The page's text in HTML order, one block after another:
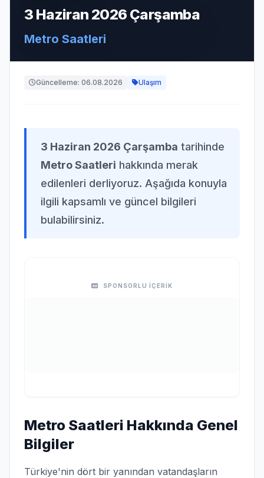
3 Haziran 2026 Çarşamba
Metro Saatleri
Güncelleme: 06.08.2026 Ulaşım
3 Haziran 2026 Çarşamba tarihinde
Metro Saatleri hakkında merak
edilenleri derliyoruz. Aşağıda konuyla
ilgili kapsamlı ve güncel bilgileri
bulabilirsiniz.
SPONSORLU İÇERİK
Metro Saatleri Hakkında Genel
Bilgiler
Türkiye'nin dört bir yanından vatandaşların